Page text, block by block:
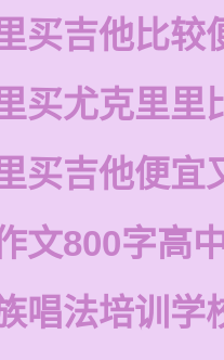
买吉他比较
买尤克里里
买吉他便宜
文800字高
唱法培训学